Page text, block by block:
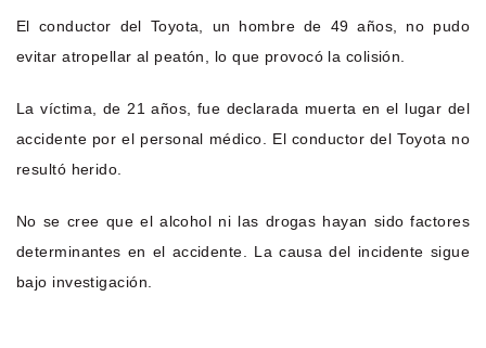
El conductor del Toyota, un hombre de 49 años, no pudo
evitar atropellar al peatón, lo que provocó la colisión.
La víctima, de 21 años, fue declarada muerta en el lugar del
accidente por el personal médico. El conductor del Toyota no
resultó herido.
No se cree que el alcohol ni las drogas hayan sido factores
determinantes en el accidente. La causa del incidente sigue
bajo investigación.